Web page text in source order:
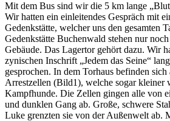
Mit dem Bus sind wir die 5 km lange
Wir hatten ein einleitendes Gespräch mit
Gedenkstätte, welcher uns den gesamten
Gedenkstätte Buchenwald stehen nur
Gebäude. Das Lagertor gehört dazu. Wir
zynischen Inschrift „Jedem das Seine“
gesprochen. In dem Torhaus befinden sich
Arrestzellen (Bild1), welche sogar kleiner
Kampfhunde. Die Zellen gingen alle von
und dunklen Gang ab. Große, schwere
Luke grenzten sie von der Außenwelt ab.